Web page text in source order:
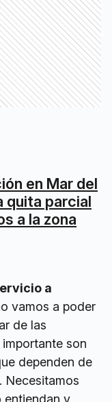
en Mar del
quita parcial
a la zona
a
vamos a poder
de las
son
dependen de
Necesitamos
entiendan y